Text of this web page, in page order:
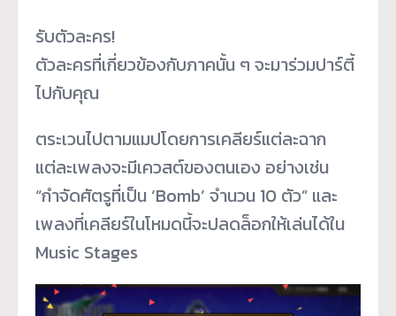
รับตัวละคร!
ตัวละครที่เกี่ยวข้องกับภาคนั้น ๆ จะมาร่วมปาร์ตี้
ไปกับคุณ
ตระเวนไปตามแมปโดยการเคลียร์แต่ละฉาก
แต่ละเพลงจะมีเควสต์ของตนเอง อย่างเช่น
“กำจัดศัตรูที่เป็น ‘Bomb’ จำนวน 10 ตัว” และ
เพลงที่เคลียร์ในโหมดนี้จะปลดล็อกให้เล่นได้ใน
Music Stages